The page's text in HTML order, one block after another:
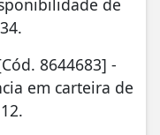
8644683] -
em carteira de